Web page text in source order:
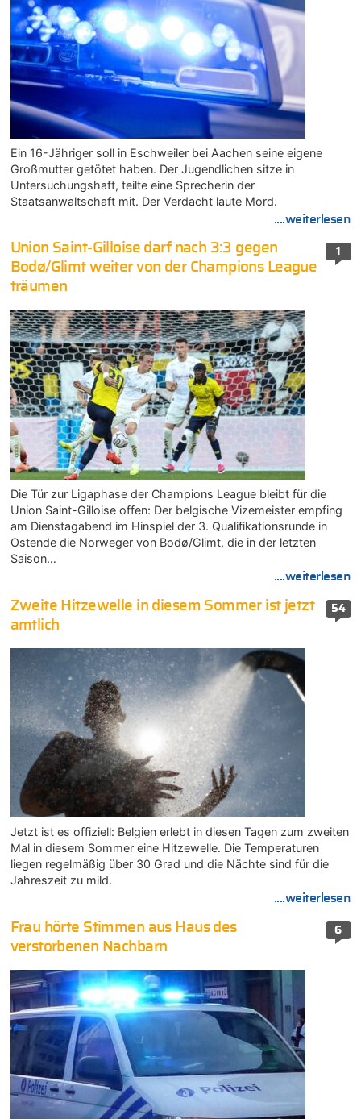
Ein 16-Jähriger soll in Eschweiler bei Aachen seine eigene
Großmutter getötet haben. Der Jugendlichen sitze in
Untersuchungshaft, teilte eine Sprecherin der
Staatsanwaltschaft mit. Der Verdacht laute Mord.
....weiterlesen
1
Union Saint-Gilloise darf nach 3:3 gegen
Bodø/Glimt weiter von der Champions League
träumen
Die Tür zur Ligaphase der Champions League bleibt für die
Union Saint-Gilloise offen: Der belgische Vizemeister empfing
am Dienstagabend im Hinspiel der 3. Qualifikationsrunde in
Ostende die Norweger von Bodø/Glimt, die in der letzten
Saison…
....weiterlesen
54
Zweite Hitzewelle in diesem Sommer ist jetzt
amtlich
Jetzt ist es offiziell: Belgien erlebt in diesen Tagen zum zweiten
Mal in diesem Sommer eine Hitzewelle. Die Temperaturen
liegen regelmäßig über 30 Grad und die Nächte sind für die
Jahreszeit zu mild.
....weiterlesen
6
Frau hörte Stimmen aus Haus des
verstorbenen Nachbarn